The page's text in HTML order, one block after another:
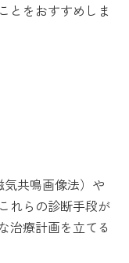
とをおすすめしま
共鳴画像法）や
れらの診断手段が
治療計画を立てる